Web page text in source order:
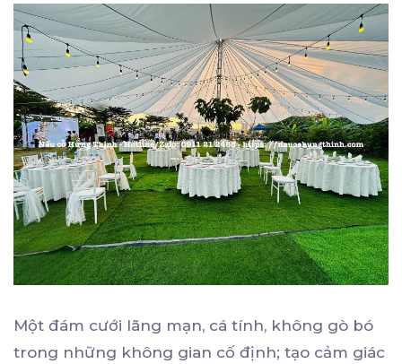
Một đám cưới lãng mạn, cá tính, không gò bó
trong những không gian cố định; tạo cảm giác